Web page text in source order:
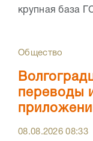
крупная база
Общество
переводы
08.08.202608:33